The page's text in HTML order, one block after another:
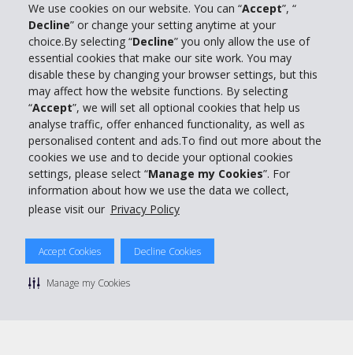
We use cookies on our website. You can “Accept”, “
Decline” or change your setting anytime at your
choice.By selecting “Decline” you only allow the use of
essential cookies that make our site work. You may
disable these by changing your browser settings, but this
may affect how the website functions. By selecting
“Accept”, we will set all optional cookies that help us
analyse traffic, offer enhanced functionality, as well as
personalised content and ads.To find out more about the
cookies we use and to decide your optional cookies
settings, please select “Manage my Cookies”. For
information about how we use the data we collect,
please visit our Privacy Policy
Accept Cookies Decline Cookies
Manage my Cookies
Info su Hertz
Business
Customer Service
Prenota con Hertz
© 2026 The Hertz System, Inc.
Privacy Policy | Condizioni di Utilizzo |
Manage cookie preferences